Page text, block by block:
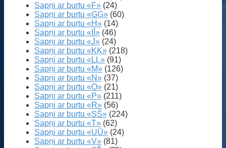
Sapņi ar burtu «F» (24)
Sapņi ar burtu «GĢ» (60)
Sapņi ar burtu «H» (14)
Sapņi ar burtu «IĪ» (46)
Sapņi ar burtu «J» (24)
Sapņi ar burtu «KĶ» (218)
Sapņi ar burtu «LĻ» (91)
Sapņi ar burtu «M» (126)
Sapņi ar burtu «N» (37)
Sapņi ar burtu «O» (21)
Sapņi ar burtu «P» (211)
Sapņi ar burtu «R» (56)
Sapņi ar burtu «SŠ» (224)
Sapņi ar burtu «T» (62)
Sapņi ar burtu «UŪ» (24)
Sapņi ar burtu «V» (81)